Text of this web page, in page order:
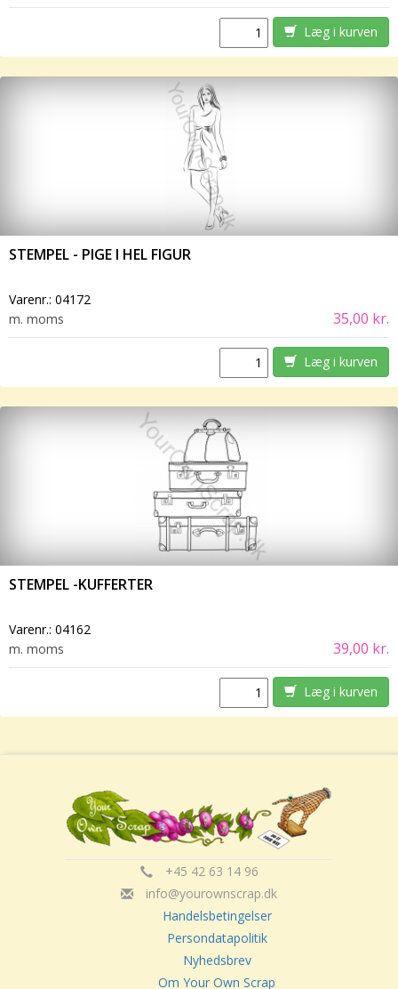
Læg i kurven
STEMPEL - PIGE I HEL FIGUR
Varenr.: 04172
m. moms
35,00 kr.
Læg i kurven
STEMPEL -KUFFERTER
Varenr.: 04162
m. moms
39,00 kr.
Læg i kurven
+45 42 63 14 96
info@yourownscrap.dk
Handelsbetingelser
Persondatapolitik
Nyhedsbrev
Om Your Own Scrap